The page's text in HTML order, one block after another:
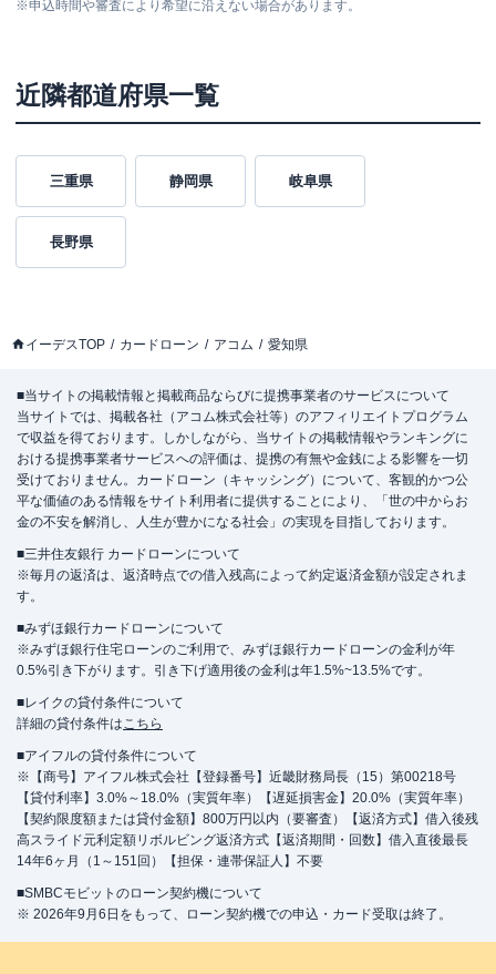
※申込時間や審査により希望に沿えない場合があります。
近隣都道府県一覧
三重県 静岡県 岐阜県
長野県
イーデスTOP カードローン アコム 愛知県
■当サイトの掲載情報と掲載商品ならびに提携事業者のサービスについて
当サイトでは、掲載各社（アコム株式会社等）のアフィリエイトプログラム
で収益を得ております。しかしながら、当サイトの掲載情報やランキングに
おける提携事業者サービスへの評価は、提携の有無や金銭による影響を一切
受けておりません。カードローン（キャッシング）について、客観的かつ公
平な価値のある情報をサイト利用者に提供することにより、「世の中からお
金の不安を解消し、人生が豊かになる社会」の実現を目指しております。
■三井住友銀行 カードローンについて
※毎月の返済は、返済時点での借入残高によって約定返済金額が設定されま
す。
■みずほ銀行カードローンについて
※みずほ銀行住宅ローンのご利用で、みずほ銀行カードローンの金利が年
0.5%引き下がります。引き下げ適用後の金利は年1.5%~13.5%です。
■レイクの貸付条件について
詳細の貸付条件はこちら
■アイフルの貸付条件について
※【商号】アイフル株式会社【登録番号】近畿財務局長（15）第00218号
【貸付利率】3.0%～18.0%（実質年率）【遅延損害金】20.0%（実質年率）
【契約限度額または貸付金額】800万円以内（要審査）【返済方式】借入後残
高スライド元利定額リボルビング返済方式【返済期間・回数】借入直後最長
14年6ヶ月（1～151回）【担保・連帯保証人】不要
■SMBCモビットのローン契約機について
※ 2026年9月6日をもって、ローン契約機での申込・カード受取は終了。